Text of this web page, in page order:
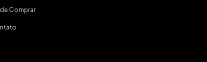
Comprar